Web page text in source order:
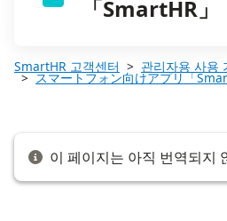
「SmartHR」
SmartHR 고객센터 관리자용 사용
スマートフォン向けアプリ「
이 페이지는 아직 번역되지